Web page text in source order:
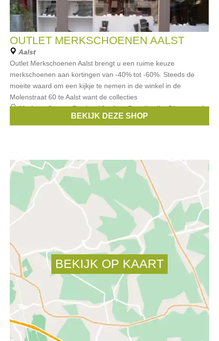
OUTLET MERKSCHOENEN AALST
Aalst
Outlet Merkschoenen Aalst brengt u een ruime keuze
merkschoenen aan kortingen van -40% tot -60%. Steeds de
moeite waard om een kijkje te nemen in de winkel in de
Molenstraat 60 te Aalst want de collecties
Merken:Scapa,Replay,Vingino,Rondinella,Riverwoods,
BEKIJK DEZE SHOP